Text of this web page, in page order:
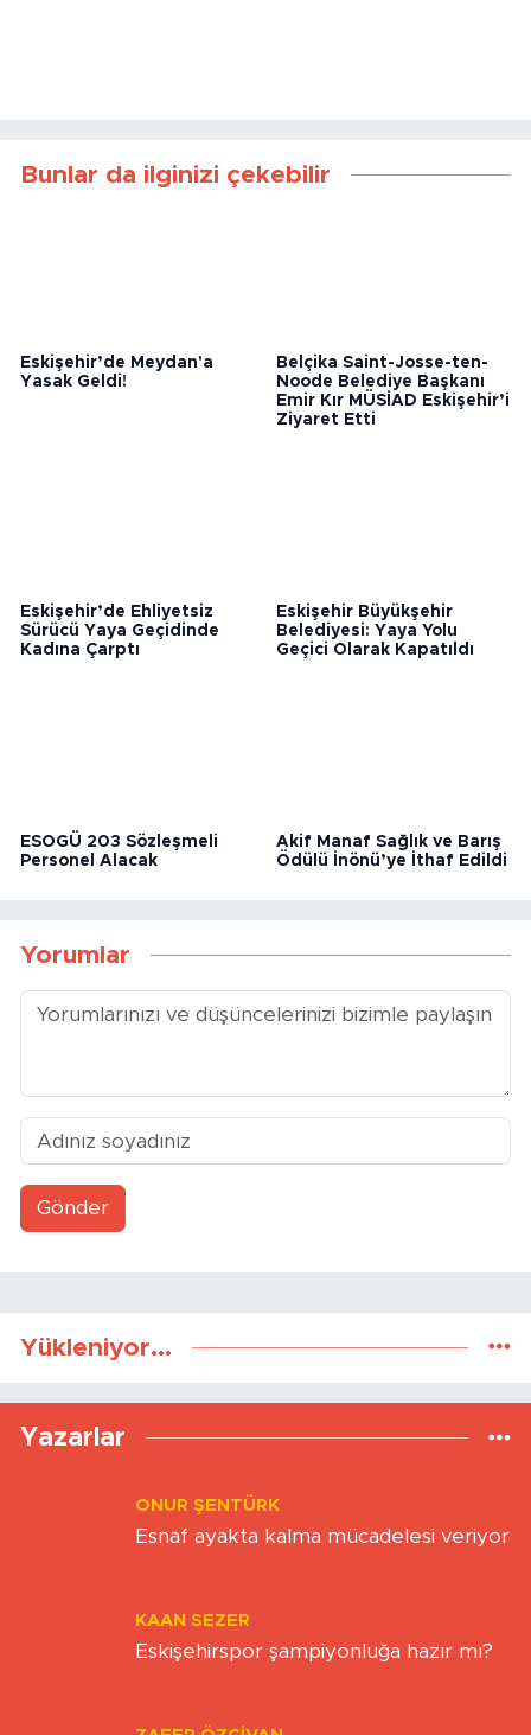
Bunlar da ilginizi çekebilir
Eskişehir’de Meydan'a
Yasak Geldi!
Belçika Saint-Josse-ten-
Noode Belediye Başkanı
Emir Kır MÜSİAD Eskişehir’i
Ziyaret Etti
Eskişehir’de Ehliyetsiz
Sürücü Yaya Geçidinde
Kadına Çarptı
Eskişehir Büyükşehir
Belediyesi: Yaya Yolu
Geçici Olarak Kapatıldı
ESOGÜ 203 Sözleşmeli
Personel Alacak
Akif Manaf Sağlık ve Barış
Ödülü İnönü’ye İthaf Edildi
Yorumlar
Gönder
Yükleniyor...
Yazarlar
ONUR ŞENTÜRK
Esnaf ayakta kalma mücadelesi veriyor
KAAN SEZER
Eskişehirspor şampiyonluğa hazır mı?